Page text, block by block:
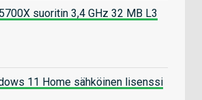
suoritin 3,4 GHz 32 MB L3
11 Home sähköinen lisenssi